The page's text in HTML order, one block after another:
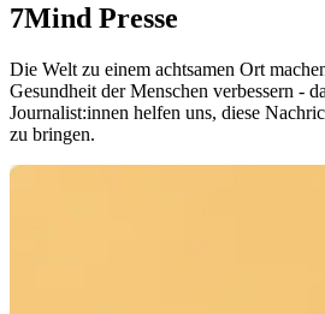
7Mind Presse
Die Welt zu einem achtsamen Ort
Gesundheit der Menschen verbessern -
Journalist:innen helfen uns, diese
zu bringen.